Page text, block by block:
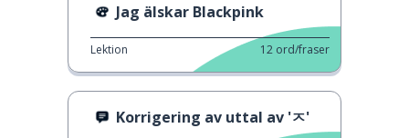
Jag älskar Blackpink
Lektion 12 ord/fraser
Korrigering av uttal av 'ㅈ'